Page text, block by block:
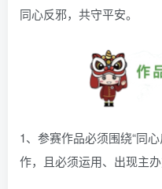
同心反邪，共守平安。
1、参赛作品必须围绕“同
作，且必须运用、出现主办